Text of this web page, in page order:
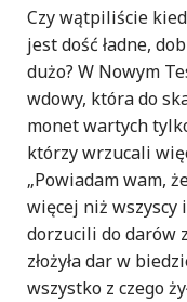
Czy wątpiliście
jest dość ładne,
dużo? W Nowym
wdowy, która do
monet wartych
którzy wrzucali
„Powiadam wam,
więcej niż wszyscy
dorzucili do darów
złożyła dar w
wszystko z czego